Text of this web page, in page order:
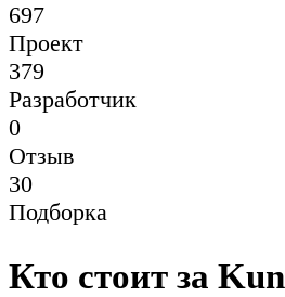
697
Проект
379
Разработчик
0
Отзыв
30
Подборка
Кто стоит за